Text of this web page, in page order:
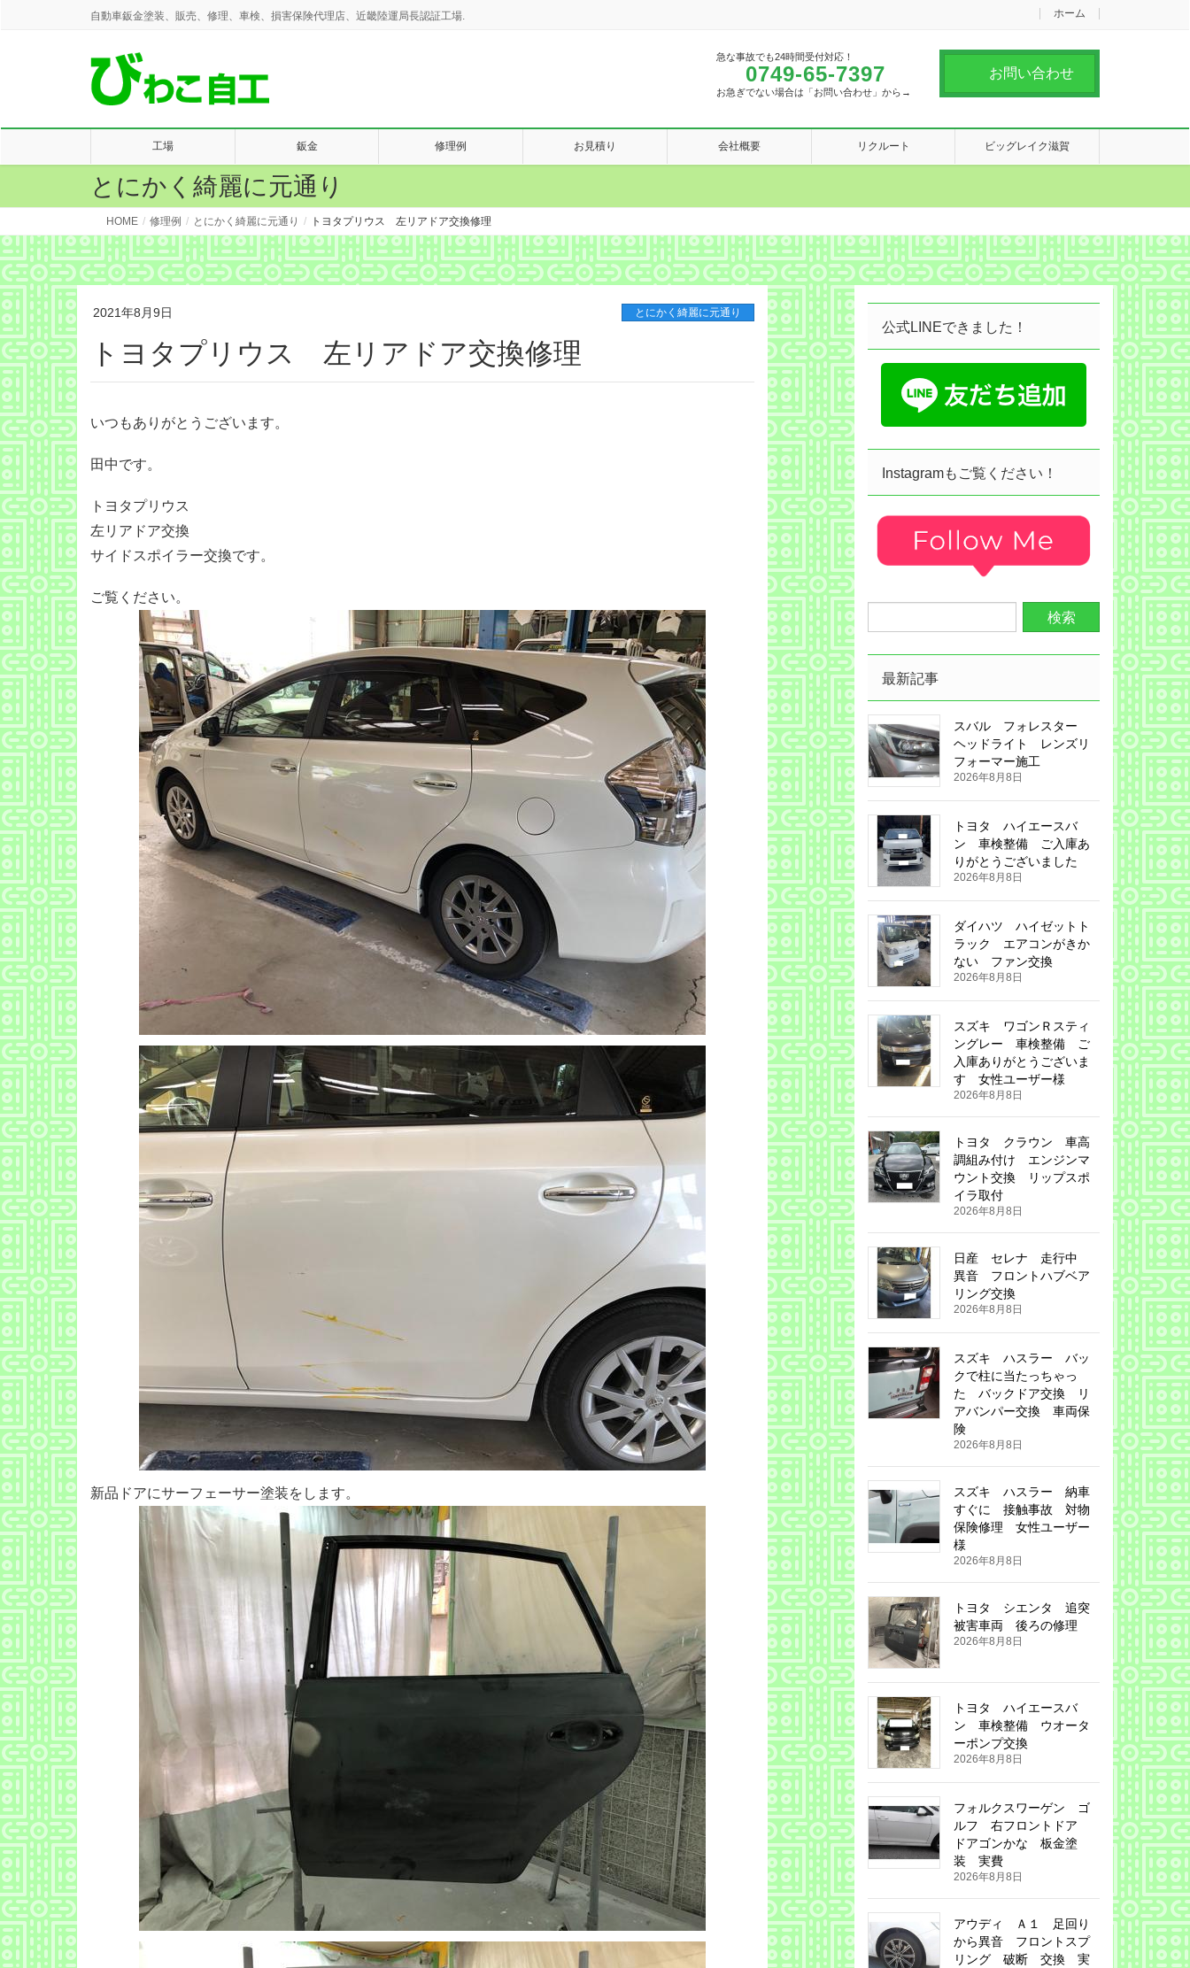
自動車鈑金塗装、販売、修理、車検、損害保険代理店、近畿陸運局長認証工場. ホーム
急な事故でも24時間受付対応！
0749-65-7397
お急ぎでない場合は「お問い合わせ」から→
お問い合わせ
工場 鈑金 修理例 お見積り 会社概要 リクルート ビッグレイク滋賀
とにかく綺麗に元通り
HOME 修理例 とにかく綺麗に元通り トヨタプリウス 左リアドア交換修理
2021年8月9日 とにかく綺麗に元通り
トヨタプリウス 左リアドア交換修理
いつもありがとうございます。
田中です。
トヨタプリウス
左リアドア交換
サイドスポイラー交換です。
ご覧ください。
新品ドアにサーフェーサー塗装をします。
公式LINEできました！
Instagramもご覧ください！
最新記事
スバル フォレスター
ヘッドライト レンズリ
フォーマー施工
2026年8月8日
トヨタ ハイエースバ
ン 車検整備 ご入庫あ
りがとうございました
2026年8月8日
ダイハツ ハイゼットト
ラック エアコンがきか
ない ファン交換
2026年8月8日
スズキ ワゴンＲスティ
ングレー 車検整備 ご
入庫ありがとうございま
す 女性ユーザー様
2026年8月8日
トヨタ クラウン 車高
調組み付け エンジンマ
ウント交換 リップスポ
イラ取付
2026年8月8日
日産 セレナ 走行中
異音 フロントハブベア
リング交換
2026年8月8日
スズキ ハスラー バッ
クで柱に当たっちゃっ
た バックドア交換 リ
アバンパー交換 車両保
険
2026年8月8日
スズキ ハスラー 納車
すぐに 接触事故 対物
保険修理 女性ユーザー
様
2026年8月8日
トヨタ シエンタ 追突
被害車両 後ろの修理
2026年8月8日
トヨタ ハイエースバ
ン 車検整備 ウオータ
ーポンプ交換
2026年8月8日
フォルクスワーゲン ゴ
ルフ 右フロントドア
ドアゴンかな 板金塗
装 実費
2026年8月8日
アウディ Ａ１ 足回り
から異音 フロントスプ
リング 破断 交換 実